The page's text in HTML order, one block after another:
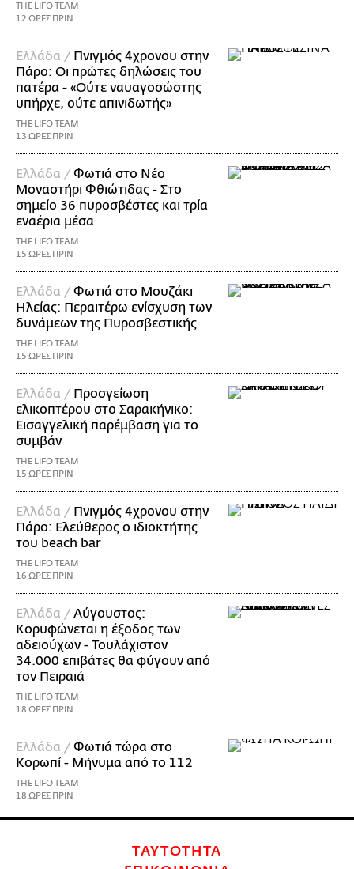
THE LIFO TEAM
12 ΩΡΕΣ ΠΡΙΝ
Ελλάδα / Πνιγμός 4χρονου στην
Πάρο: Οι πρώτες δηλώσεις του
πατέρα - «Ούτε ναυαγοσώστης
υπήρχε, ούτε απινιδωτής»
THE LIFO TEAM
13 ΩΡΕΣ ΠΡΙΝ
Ελλάδα /Φωτιά στο Νέο
Μοναστήρι Φθιώτιδας - Στο
σημείο 36 πυροσβέστες και τρία
εναέρια μέσα
THE LIFO TEAM
15 ΩΡΕΣ ΠΡΙΝ
Ελλάδα /Φωτιά στο Μουζάκι
Ηλείας: Περαιτέρω ενίσχυση των
δυνάμεων της Πυροσβεστικής
THE LIFO TEAM
15 ΩΡΕΣ ΠΡΙΝ
Ελλάδα / Προσγείωση
ελικοπτέρου στο Σαρακήνικο:
Εισαγγελική παρέμβαση για το
συμβάν
THE LIFO TEAM
15 ΩΡΕΣ ΠΡΙΝ
Ελλάδα / Πνιγμός 4χρονου στην
Πάρο: Ελεύθερος ο ιδιοκτήτης
του beach bar
THE LIFO TEAM
16 ΩΡΕΣ ΠΡΙΝ
Ελλάδα /Αύγουστος:
Κορυφώνεται η έξοδος των
αδειούχων - Τουλάχιστον
34.000 επιβάτες θα φύγουν από
τον Πειραιά
THE LIFO TEAM
18 ΩΡΕΣ ΠΡΙΝ
Ελλάδα /Φωτιά τώρα στο
Κορωπί - Μήνυμα από το 112
THE LIFO TEAM
18 ΩΡΕΣ ΠΡΙΝ
ΤΑΥΤΟΤΗΤΑ